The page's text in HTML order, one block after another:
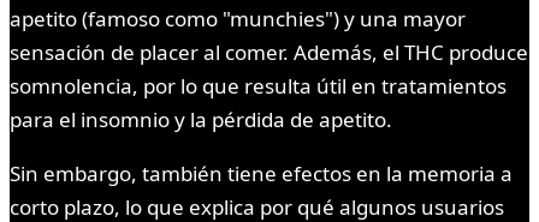
apetito (famoso como "munchies") y una mayor
sensación de placer al comer. Además, el THC produce
somnolencia, por lo que resulta útil en tratamientos
para el insomnio y la pérdida de apetito.
Sin embargo, también tiene efectos en la memoria a
corto plazo, lo que explica por qué algunos usuarios